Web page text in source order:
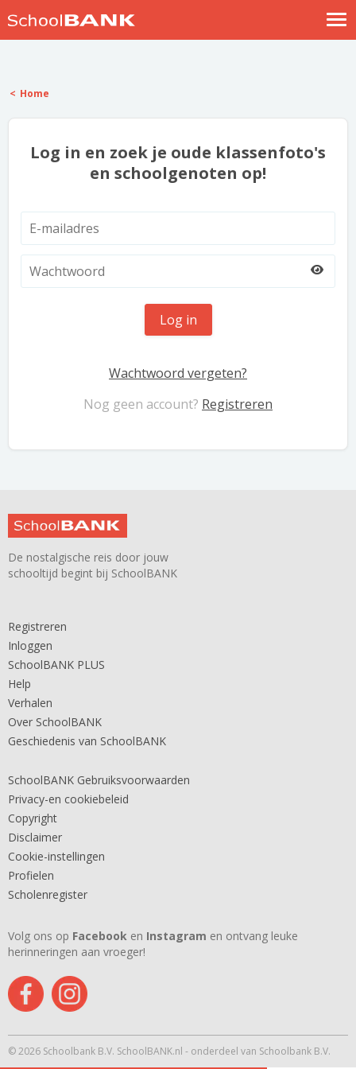
Help
Home
Log in en zoek je oude klassenfoto's
en schoolgenoten op!
Log in
Wachtwoord vergeten?
Nog geen account? Registreren
De nostalgische reis door jouw
schooltijd begint bij SchoolBANK
Registreren
Inloggen
SchoolBANK PLUS
Help
Verhalen
Over SchoolBANK
Geschiedenis van SchoolBANK
SchoolBANK Gebruiksvoorwaarden
Privacy-en cookiebeleid
Copyright
Disclaimer
Cookie-instellingen
Profielen
Scholenregister
Volg ons op Facebook en Instagram en ontvang leuke
herinneringen aan vroeger!
© 2026 Schoolbank B.V. SchoolBANK.nl - onderdeel van Schoolbank B.V.